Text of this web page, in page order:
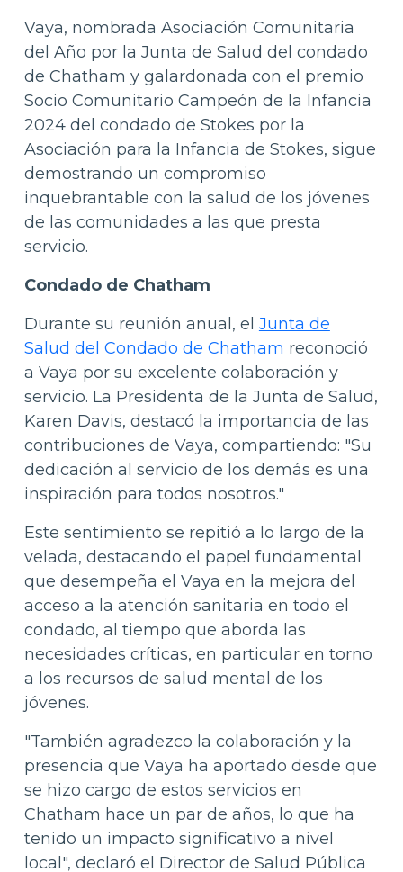
Vaya, nombrada Asociación Comunitaria
del Año por la Junta de Salud del condado
de Chatham y galardonada con el premio
Socio Comunitario Campeón de la Infancia
2024 del condado de Stokes por la
Asociación para la Infancia de Stokes, sigue
demostrando un compromiso
inquebrantable con la salud de los jóvenes
de las comunidades a las que presta
servicio.
Condado de Chatham
Durante su reunión anual, el Junta de
Salud del Condado de Chatham reconoció
a Vaya por su excelente colaboración y
servicio. La Presidenta de la Junta de Salud,
Karen Davis, destacó la importancia de las
contribuciones de Vaya, compartiendo: "Su
dedicación al servicio de los demás es una
inspiración para todos nosotros."
Este sentimiento se repitió a lo largo de la
velada, destacando el papel fundamental
que desempeña el Vaya en la mejora del
acceso a la atención sanitaria en todo el
condado, al tiempo que aborda las
necesidades críticas, en particular en torno
a los recursos de salud mental de los
jóvenes.
"También agradezco la colaboración y la
presencia que Vaya ha aportado desde que
se hizo cargo de estos servicios en
Chatham hace un par de años, lo que ha
tenido un impacto significativo a nivel
local", declaró el Director de Salud Pública